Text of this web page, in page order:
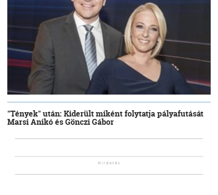
"Tények" után: Kiderült miként folytatja pályafutását
Marsi Anikó és Gönczi Gábor